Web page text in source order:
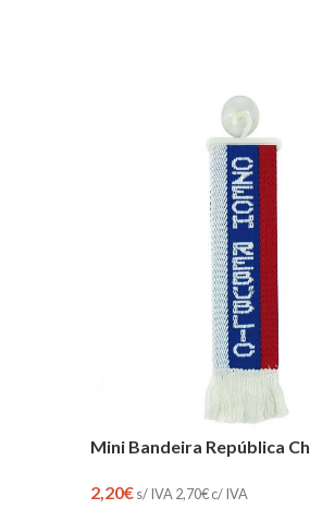
Mini Bandeira República
2,20€s/ IVA 2,70€c/ IVA